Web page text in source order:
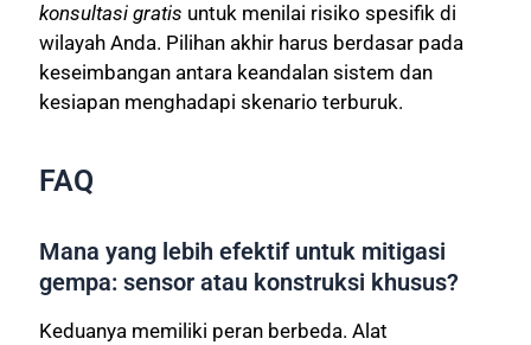
konsultasi gratis untuk menilai risiko spesifik di
wilayah Anda. Pilihan akhir harus berdasar pada
keseimbangan antara keandalan sistem dan
kesiapan menghadapi skenario terburuk.
FAQ
Mana yang lebih efektif untuk mitigasi
gempa: sensor atau konstruksi khusus?
Keduanya memiliki peran berbeda. Alat